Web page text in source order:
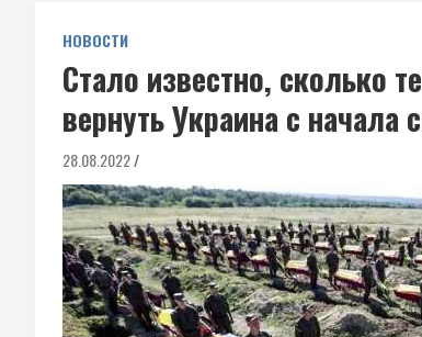
НОВОСТИ
Стало известно, сколько
вернуть Украина с начала
28.08.2022